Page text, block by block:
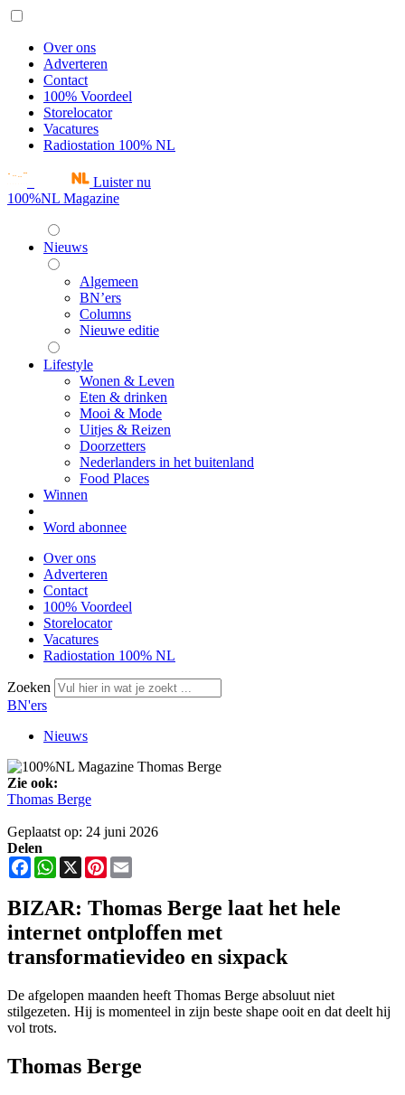
Over ons
Adverteren
Contact
100% Voordeel
Storelocator
Vacatures
Radiostation 100% NL
Luister nu
100%NL Magazine
Nieuws
Algemeen
BN’ers
Columns
Nieuwe editie
Lifestyle
Wonen & Leven
Eten & drinken
Mooi & Mode
Uitjes & Reizen
Doorzetters
Nederlanders in het buitenland
Food Places
Winnen
Word abonnee
Over ons
Adverteren
Contact
100% Voordeel
Storelocator
Vacatures
Radiostation 100% NL
Zoeken
BN'ers
Nieuws
Zie ook:
Thomas Berge
Geplaatst op: 24 juni 2026
Delen
FacebookWhatsApp
X Pinterest
BIZAR: Thomas Berge laat het hele
internet ontploffen met
transformatievideo en sixpack
De afgelopen maanden heeft Thomas Berge absoluut niet
stilgezeten. Hij is momenteel in zijn beste shape ooit en dat deelt hij
vol trots.
Thomas Berge